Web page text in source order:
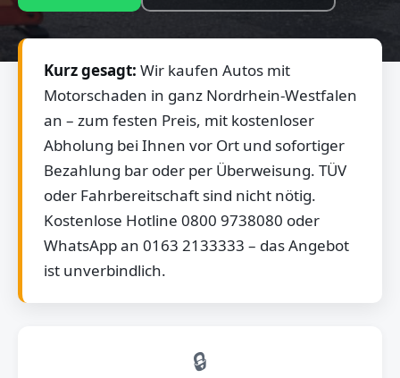
Kurz gesagt: Wir kaufen Autos mit
Motorschaden in ganz Nordrhein-Westfalen
an – zum festen Preis, mit kostenloser
Abholung bei Ihnen vor Ort und sofortiger
Bezahlung bar oder per Überweisung. TÜV
oder Fahrbereitschaft sind nicht nötig.
Kostenlose Hotline 0800 9738080 oder
WhatsApp an 0163 2133333 – das Angebot
ist unverbindlich.
🔒